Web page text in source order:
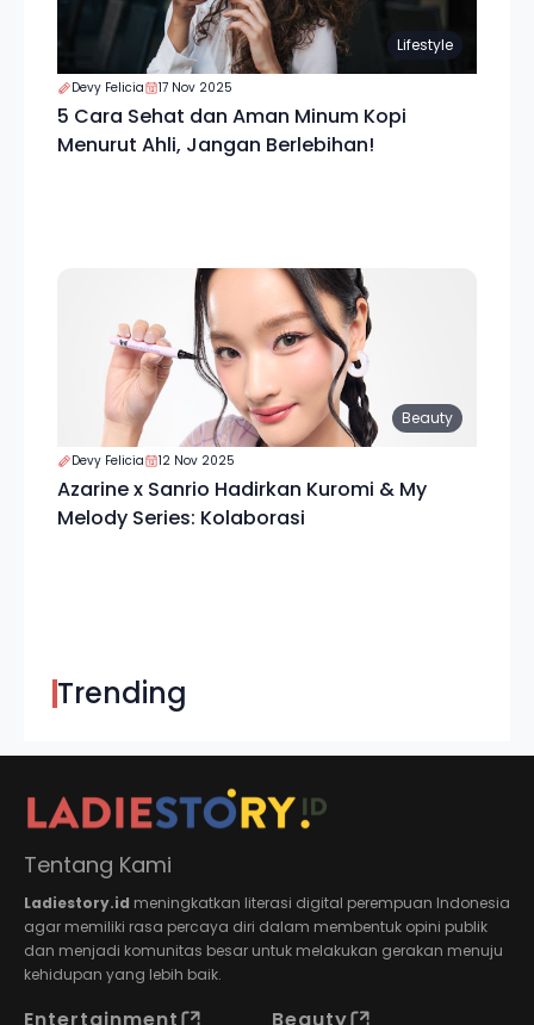
Lifestyle
Devy Felicia 17 Nov 2025
5 Cara Sehat dan Aman Minum Kopi
Menurut Ahli, Jangan Berlebihan!
Beauty
Devy Felicia 12 Nov 2025
Azarine x Sanrio Hadirkan Kuromi & My
Melody Series: Kolaborasi
Trending
Tentang Kami
Ladiestory.id meningkatkan literasi digital perempuan Indonesia
agar memiliki rasa percaya diri dalam membentuk opini publik
dan menjadi komunitas besar untuk melakukan gerakan menuju
kehidupan yang lebih baik.